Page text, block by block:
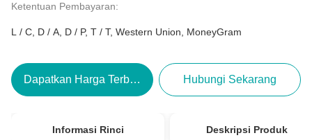
Ketentuan Pembayaran:
L / C, D / A, D / P, T / T, Western Union, MoneyGram
Dapatkan Harga Terbaik Hubungi Sekarang
Informasi Rinci Deskripsi Produk